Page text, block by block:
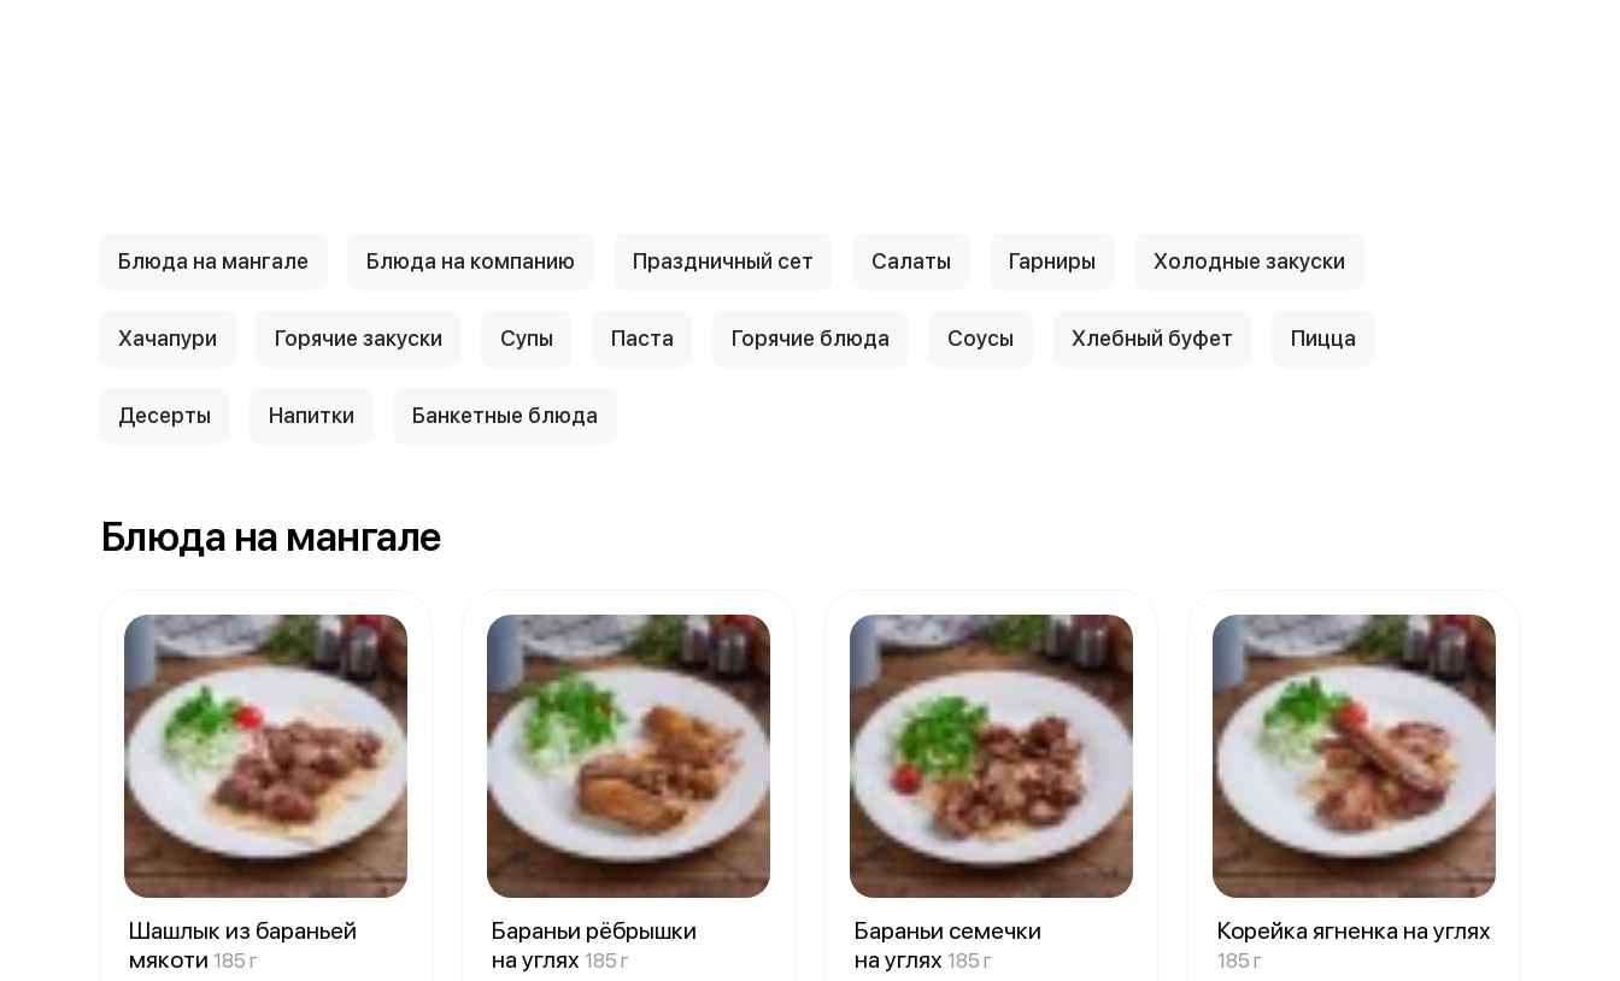
Блюда на мангале Блюда на компанию Праздничный сет Салаты Гарниры Холодные закуски
Хачапури Горячие закуски Супы Паста Горячие блюда Соусы Хлебный буфет Пицца
Десерты Напитки Банкетные блюда
Блюда на мангале
Шашлык из бараньей
мякоти 185 г
Бараньи рёбрышки
на углях 185 г
Бараньи семечки
на углях 185 г
Корейка ягненка на углях
185 г